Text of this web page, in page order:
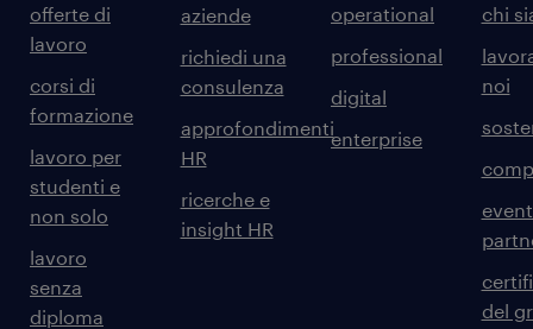
offerte di
lavoro
corsi di
formazione
lavoro per
studenti e
non solo
lavoro
senza
diploma
aziende
richiedi una
consulenza
approfondimenti
HR
ricerche e
insight HR
operational
professional
digital
enterprise
chi
noi
del